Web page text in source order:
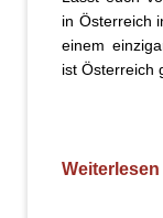
in Österreich
einem
ist Österreich
Weiterlesen